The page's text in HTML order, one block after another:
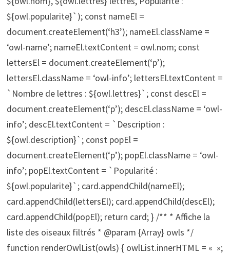
${owl.popularite}`); const nameEl =
document.createElement(‘h3’); nameEl.className =
‘owl-name’; nameEl.textContent = owl.nom; const
lettersEl = document.createElement(‘p’);
lettersEl.className = ‘owl-info’; lettersEl.textContent =
`Nombre de lettres : ${owl.lettres}`; const descEl =
document.createElement(‘p’); descEl.className = ‘owl-
info’; descEl.textContent = `Description :
${owl.description}`; const popEl =
document.createElement(‘p’); popEl.className = ‘owl-
info’; popEl.textContent = `Popularité :
${owl.popularite}`; card.appendChild(nameEl);
card.appendChild(lettersEl); card.appendChild(descEl);
card.appendChild(popEl); return card; } /** * Affiche la
liste des oiseaux filtrés * @param {Array} owls */
function renderOwlList(owls) { owlList.innerHTML = « »;